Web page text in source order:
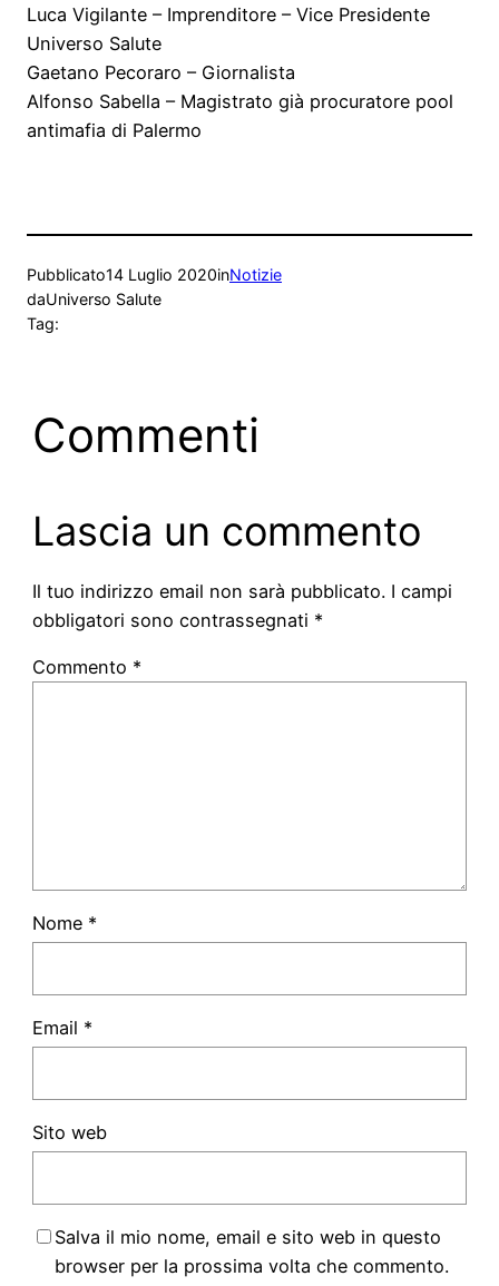
Luca Vigilante – Imprenditore – Vice Presidente
Universo Salute
Gaetano Pecoraro – Giornalista
Alfonso Sabella – Magistrato già procuratore pool
antimafia di Palermo
Pubblicato14 Luglio 2020inNotizie
daUniverso Salute
Tag:
Commenti
Lascia un commento
Il tuo indirizzo email non sarà pubblicato. I campi
obbligatori sono contrassegnati *
Commento *
Nome *
Email *
Sito web
Salva il mio nome, email e sito web in questo
browser per la prossima volta che commento.